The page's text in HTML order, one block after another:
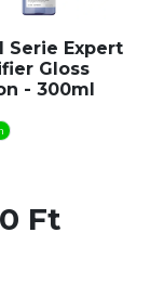
Serie Expert
Gloss
- 300ml
Ft